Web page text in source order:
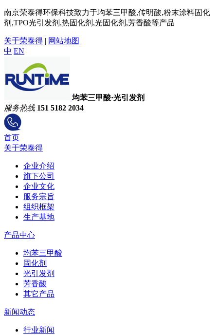
南京荣泰得环保科技致力于均苯三甲酸,传明酸,粉末涂料固化
剂,TPO光引发剂,热固化剂,光固化剂,芳香酸等产品
关于荣泰得 | 网站地图
中 EN
均苯三甲酸·光引发剂
服务热线 151 5182 2034
首页
关于荣泰得
企业介绍
旗下公司
企业文化
服务宗旨
组织框架
生产基地
产品中心
均苯三甲酸
固化剂
光引发剂
芳香酸
其它产品
新闻动态
行业新闻